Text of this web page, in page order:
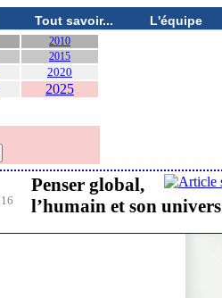
Tout savoir... L'équipe
2010
2015
2020
2025
Penser global,
l’humain et son univers